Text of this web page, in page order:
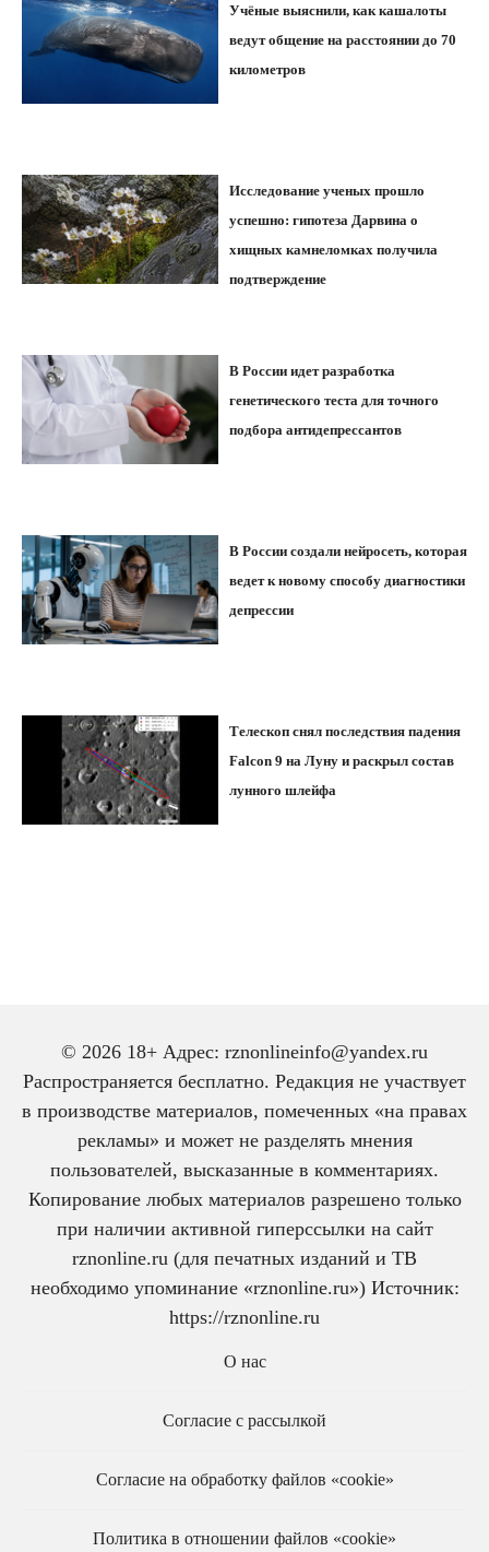
Учёные выяснили, как кашалоты
ведут общение на расстоянии до 70
километров
Исследование ученых прошло
успешно: гипотеза Дарвина о
хищных камнеломках получила
подтверждение
В России идет разработка
генетического теста для точного
подбора антидепрессантов
В России создали нейросеть, которая
ведет к новому способу диагностики
депрессии
Телескоп снял последствия падения
Falcon 9 на Луну и раскрыл состав
лунного шлейфа
© 2026 18+ Адрес: rznonlineinfo@yandex.ru
Распространяется бесплатно. Редакция не участвует
в производстве материалов, помеченных «на правах
рекламы» и может не разделять мнения
пользователей, высказанные в комментариях.
Копирование любых материалов разрешено только
при наличии активной гиперссылки на сайт
rznonline.ru (для печатных изданий и ТВ
необходимо упоминание «rznonline.ru») Источник:
https://rznonline.ru
О нас
Согласие с рассылкой
Согласие на обработку файлов «cookie»
Политика в отношении файлов «cookie»